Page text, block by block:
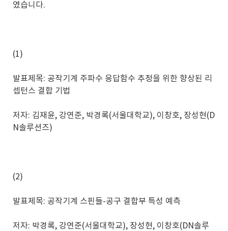
였습니다.
(1)
발표제목: 공작기계 주파수 응답함수 추정을 위한 향상된 리
셉턴스 결합 기법
저자: 김재윤, 강연준, 박경록(서울대학교), 이창호, 장성현(D
N솔루션즈)
(2)
발표제목: 공작기계 스핀들-공구 결합부 특성 예측
저자: 박경록, 강연준(서울대학교), 장성현, 이창호(DN솔루